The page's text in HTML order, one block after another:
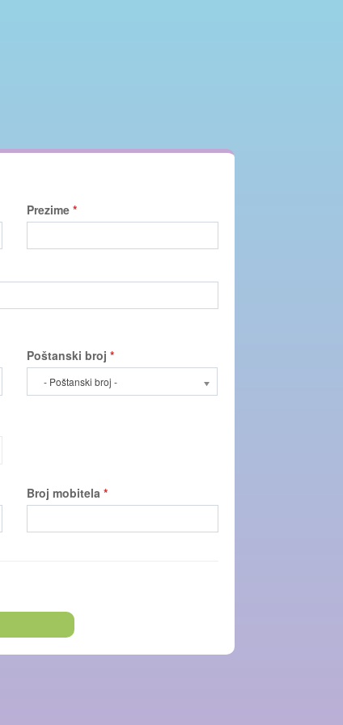
Prezime*
Poštanski broj*
- Poštanski broj -
Broj mobitela*